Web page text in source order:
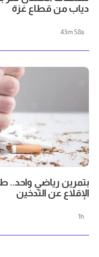
دياب من قطاع غزة
43m 58s
بتمرين رياضي
الإقلاع عن التدخين
1h